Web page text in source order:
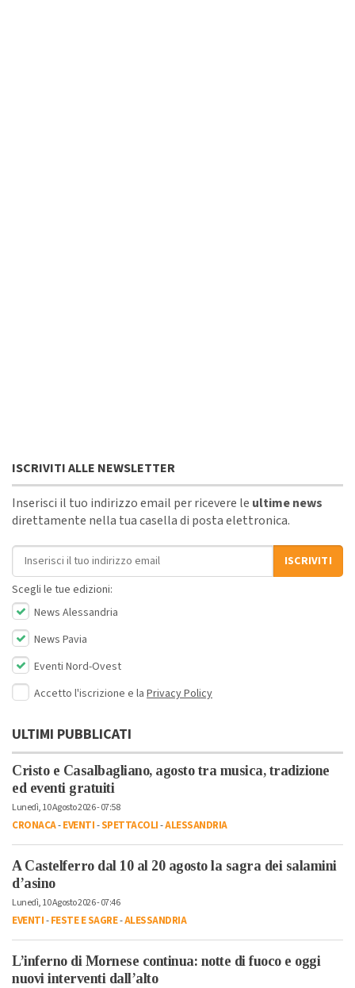
ISCRIVITI ALLE NEWSLETTER
Inserisci il tuo indirizzo email per ricevere le ultime news
direttamente nella tua casella di posta elettronica.
Indirizzo email
ISCRIVITI
Scegli le tue edizioni:
News Alessandria
News Pavia
Eventi Nord-Ovest
Accetto l'iscrizione e la Privacy Policy
ULTIMI PUBBLICATI
Cristo e Casalbagliano, agosto tra musica, tradizione
ed eventi gratuiti
Lunedì, 10 Agosto 2026 - 07:58
CRONACA-EVENTI-SPETTACOLI-ALESSANDRIA
A Castelferro dal 10 al 20 agosto la sagra dei salamini
d’asino
Lunedì, 10 Agosto 2026 - 07:46
EVENTI-FESTE E SAGRE-ALESSANDRIA
L’inferno di Mornese continua: notte di fuoco e oggi
nuovi interventi dall’alto